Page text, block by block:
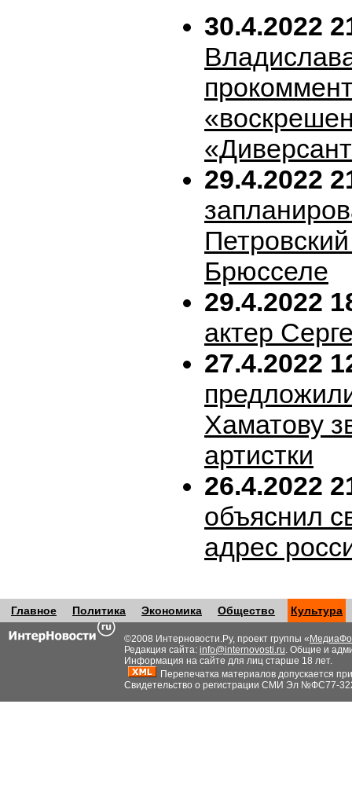
30.4.2022
29.4.2022
Брюсселе
29.4.2022
актер
27.4.2022
Хаматову
артистки
26.4.2022
объяснил
адрес
Главное Политика Экономика Общество Культура
©2008 Интерновости.Ру, проект группы «
Редакция сайта: info@internovosti.ru. Общие и
Информация на сайте для лиц старше 18 лет.
Перепечатка материалов допускается
Свидетельство о регистрации СМИ Эл №ФС77-